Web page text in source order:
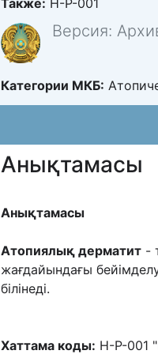
Также: H-P-001
Версия:
Категории МКБ:
Анықтамасы
Анықтамасы
Атопиялық дерматит -
жағдайындағы
білінеді.
Хаттама коды: H-P-001